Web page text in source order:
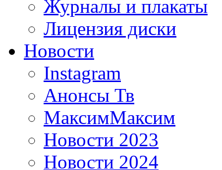
Журналы и плакаты
Лицензия диски
Новости
Instagram
Анонсы Тв
МаксимМаксим
Новости 2023
Новости 2024